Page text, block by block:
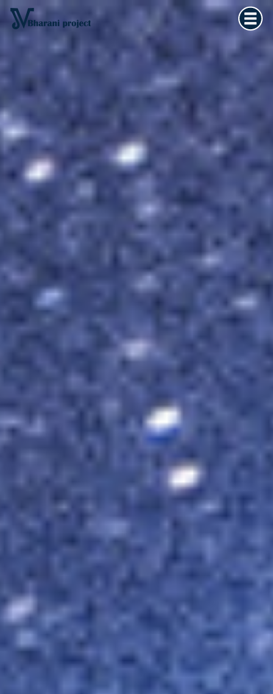
×
Home
Vedska astrologija
Kultura tijela
Filozofija života
O meni
Kontakt